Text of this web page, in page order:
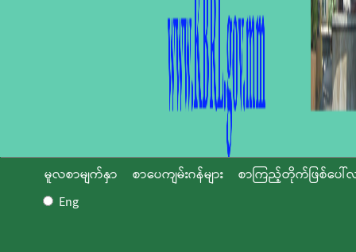
မူလစာမျက်နှာ စာပေကျမ်းဂန်များ
စာကြည့်တိုက်ဖြစ်ပေါ်
Eng